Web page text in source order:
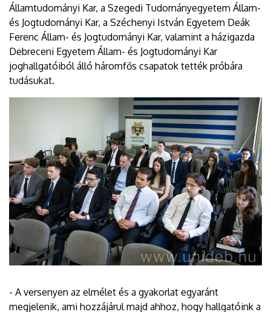
Államtudományi Kar, a Szegedi Tudományegyetem Állam-
és Jogtudományi Kar, a Széchenyi István Egyetem Deák
Ferenc Állam- és Jogtudományi Kar, valamint a házigazda
Debreceni Egyetem Állam- és Jogtudományi Kar
joghallgatóiból álló háromfős csapatok tették próbára
tudásukat.
- A versenyen az elmélet és a gyakorlat egyaránt
megjelenik, ami hozzájárul majd ahhoz, hogy hallgatóink a